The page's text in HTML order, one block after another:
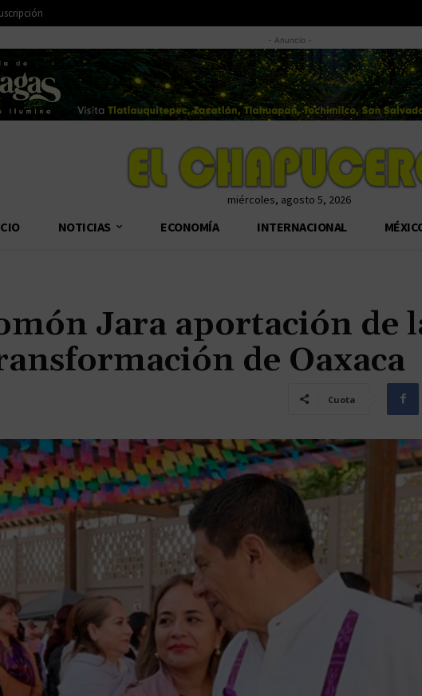
- Anuncio -
miércoles, agosto 5, 2026
NOTICIAS ECONOMÍA INTERNACIONAL
Jara aportación de
de Oaxaca
Cuota